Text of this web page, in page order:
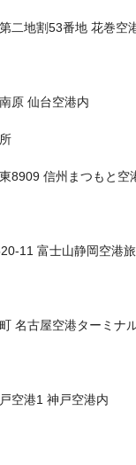
二地割53番地 花巻空
原 仙台空港内
8909 信州まつもと空
11 富士山静岡空港
名古屋空港ターミナ
空港1 神戸空港内